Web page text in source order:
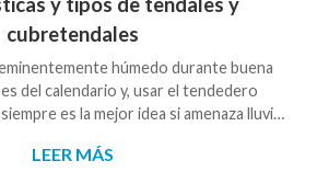
cubretendales
húmedo durante buena
del calendario y, usar el tendedero
es la mejor idea si amenaza lluvia.
con un tendedero interno o de pie, te
LEER MÁS